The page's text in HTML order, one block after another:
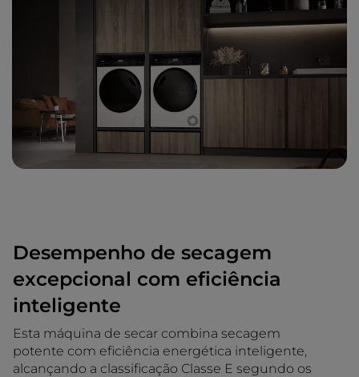
Desempenho de secagem
excepcional com eficiência
inteligente
Esta máquina de secar combina secagem
potente com eficiência energética inteligente,
alcançando a classificação Classe E segundo os